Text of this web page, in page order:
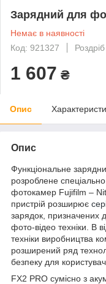
Зарядний для
Немає в наявності
Код: 921327
Роздріб
1 607 ₴
Опис
Опис
Функціональне
розроблене
фотокамер Fujifilm –
пристрій розширює
зарядок, призначених
фото-відео техніки. В
техніки виробництва
розширений ряд
безпеку для
FX2 PRO сумісно з